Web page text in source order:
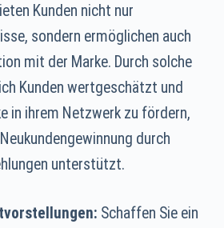
Kunden nicht nur
sondern ermöglichen auch
mit der Marke. Durch solche
Kunden wertgeschätzt und
in ihrem Netzwerk zu fördern,
durch
unterstützt.
Schaffen Sie ein